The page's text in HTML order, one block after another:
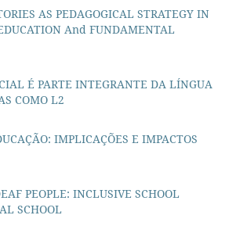
AS PEDAGOGICAL STRATEGY IN
And FUNDAMENTAL
É PARTE INTEGRANTE DA LÍNGUA
COMO L2
IMPLICAÇÕES E IMPACTOS
PEOPLE: INCLUSIVE SCHOOL
SCHOOL